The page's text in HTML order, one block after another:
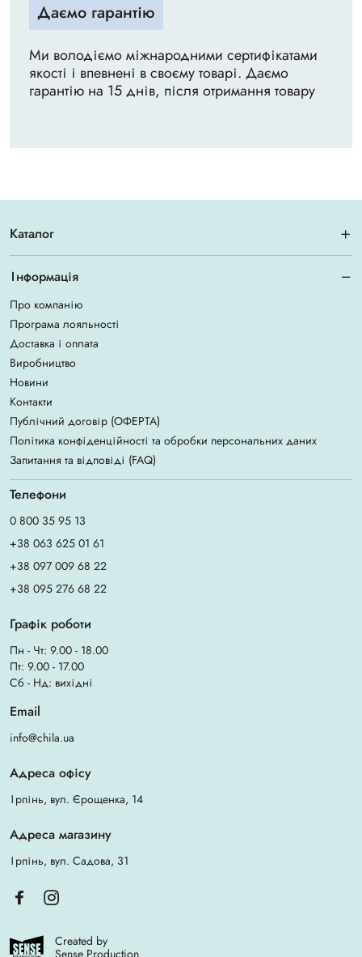
Даємо гарантію
Ми володіємо міжнародними сертифікатами
якості і впевнені в своєму товарі. Даємо
гарантію на 15 днів, після отримання товару
Каталог
Інформація
Про компанію
Програма лояльності
Доставка і оплата
Виробництво
Новини
Контакти
Публічний договір (ОФЕРТА)
Політика конфіденційності та обробки персональних даних
Запитання та відповіді (FAQ)
Телефони
0 800 35 95 13
+38 063 625 01 61
+38 097 009 68 22
+38 095 276 68 22
Графік роботи
Пн - Чт: 9.00 - 18.00
Пт: 9.00 - 17.00
Сб - Нд: вихідні
Email
info@chila.ua
Адреса офісу
Ірпінь, вул. Єрощенка, 14
Адреса магазину
Ірпінь, вул. Садова, 31
Created by